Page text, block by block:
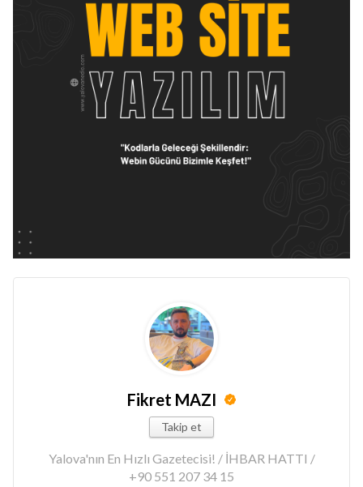
Fikret MAZI
Takip et
Yalova'nın En Hızlı Gazetecisi! / İHBAR HATTI /
+90 551 207 34 15